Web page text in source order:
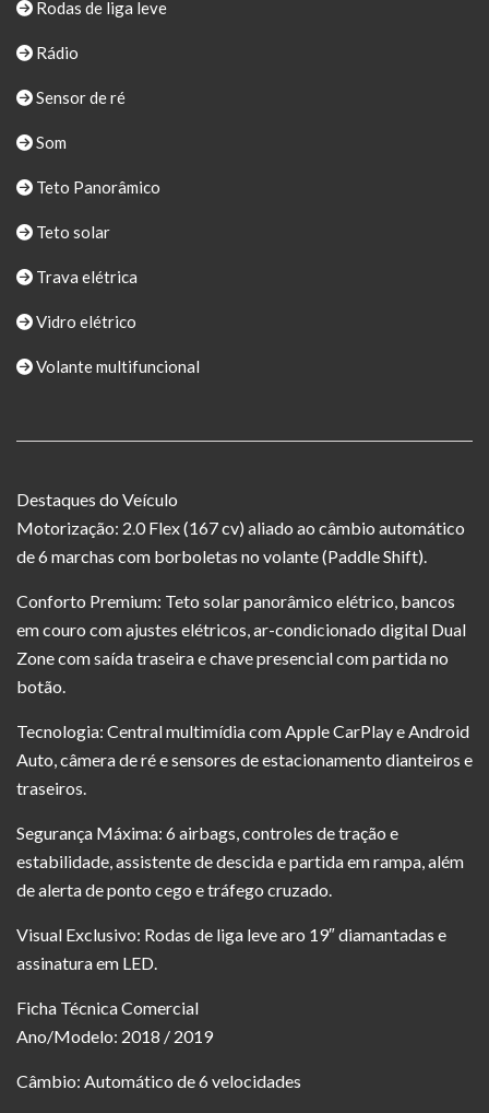
Rodas de liga leve
Rádio
Sensor de ré
Som
Teto Panorâmico
Teto solar
Trava elétrica
Vidro elétrico
Volante multifuncional
Destaques do Veículo
Motorização: 2.0 Flex (167 cv) aliado ao câmbio automático
de 6 marchas com borboletas no volante (Paddle Shift).
Conforto Premium: Teto solar panorâmico elétrico, bancos
em couro com ajustes elétricos, ar-condicionado digital Dual
Zone com saída traseira e chave presencial com partida no
botão.
Tecnologia: Central multimídia com Apple CarPlay e Android
Auto, câmera de ré e sensores de estacionamento dianteiros e
traseiros.
Segurança Máxima: 6 airbags, controles de tração e
estabilidade, assistente de descida e partida em rampa, além
de alerta de ponto cego e tráfego cruzado.
Visual Exclusivo: Rodas de liga leve aro 19″ diamantadas e
assinatura em LED.
Ficha Técnica Comercial
Ano/Modelo: 2018 / 2019
Câmbio: Automático de 6 velocidades